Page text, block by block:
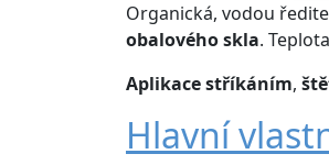
Organická, vodou
obalového skla. Teplota
Aplikacestříkáním,
Hlavní